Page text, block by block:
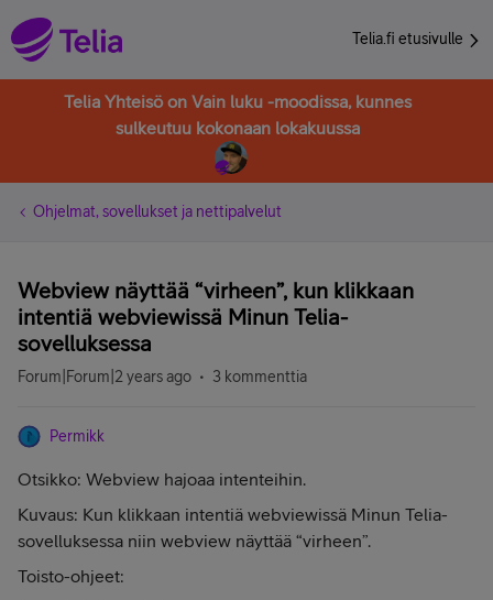
Telia.fi etusivulle
Telia Yhteisö on Vain luku -moodissa, kunnes
sulkeutuu kokonaan lokakuussa
Ohjelmat, sovellukset ja nettipalvelut
Webview näyttää “virheen”, kun klikkaan
intentiä webviewissä Minun Telia-
sovelluksessa
Forum|Forum|2 years ago 3 kommenttia
Permikk
Otsikko: Webview hajoaa intenteihin.
Kuvaus: Kun klikkaan intentiä webviewissä Minun Telia-
sovelluksessa niin webview näyttää “virheen”.
Toisto-ohjeet: